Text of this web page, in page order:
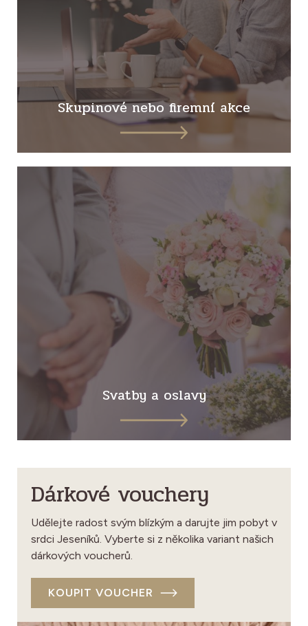
Skupinové nebo firemní akce
Svatby a oslavy
Dárkové vouchery
Udělejte radost svým blízkým a darujte jim pobyt v
srdci Jeseníků. Vyberte si z několika variant našich
dárkových voucherů.
KOUPIT VOUCHER